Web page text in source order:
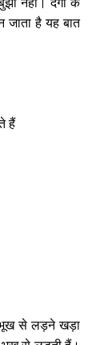
नहीं। दंगों के
है यह बात
हैं
भूख से लड़ने खड़ा